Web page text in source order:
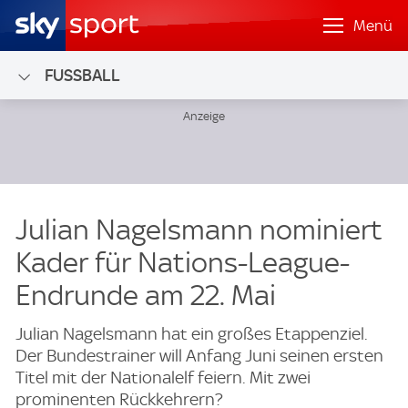
Menü
FUSSBALL
Julian Nagelsmann nominiert
Kader für Nations-League-
Endrunde am 22. Mai
Julian Nagelsmann hat ein großes Etappenziel.
Der Bundestrainer will Anfang Juni seinen ersten
Titel mit der Nationalelf feiern. Mit zwei
prominenten Rückkehrern?